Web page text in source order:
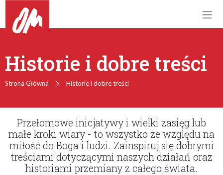
Historie i dobre treści
Strona Główna Historie i dobre treści
Przełomowe inicjatywy i wielki zasięg lub
małe kroki wiary - to wszystko ze względu na
miłość do Boga i ludzi. Zainspiruj się dobrymi
treściami dotyczącymi naszych działań oraz
historiami przemiany z całego świata.